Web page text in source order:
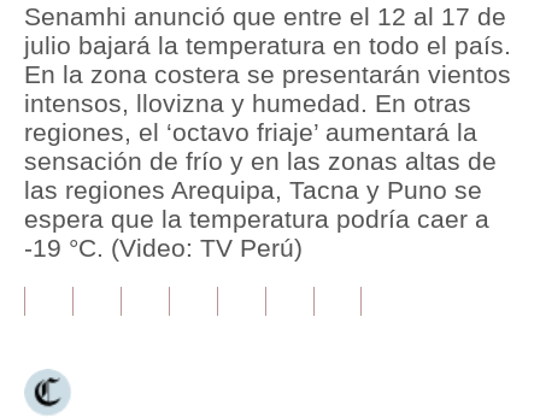
Opinión
Editorial
Pregunta de hoy
Blogs
Tendencias
Lujo
Moda
Senamhi anunció que entre el 12 al 17 de
julio bajará la temperatura en todo el país.
En la zona costera se presentarán vientos
intensos, llovizna y humedad. En otras
regiones, el ‘octavo friaje’ aumentará la
sensación de frío y en las zonas altas de
las regiones Arequipa, Tacna y Puno se
espera que la temperatura podría caer a
-19 °C. (Video: TV Perú)